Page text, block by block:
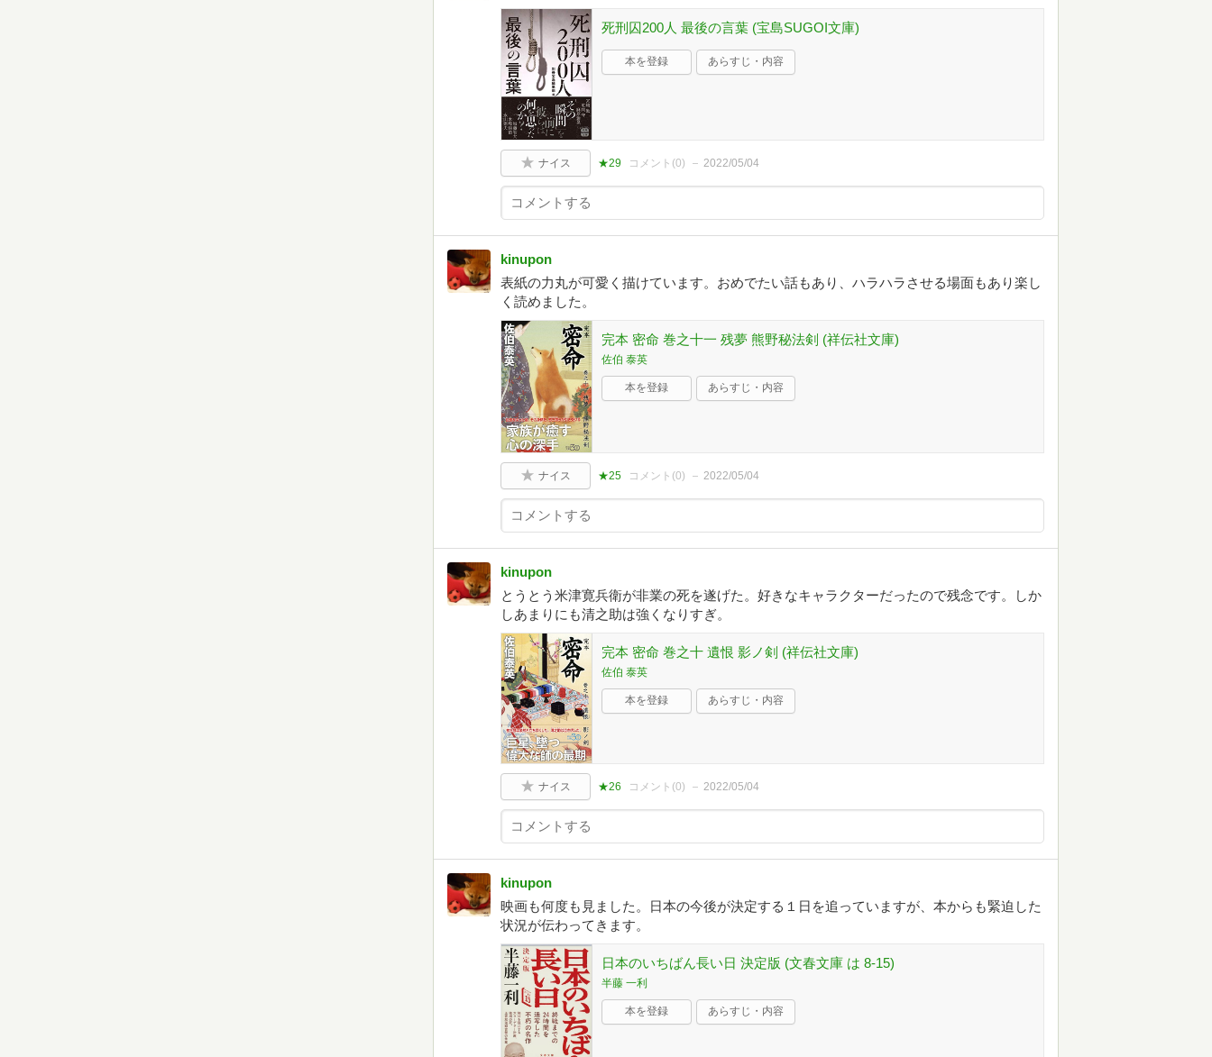
死刑囚200人 最後の言葉 (宝島SUGOI文庫)
本を登録 あらすじ・内容
ナイス ★29 コメント(0) 2022/05/04
kinupon
表紙の力丸が可愛く描けています。おめでたい話もあり、ハラハラさせる場面もあり楽し
く読めました。
完本 密命 巻之十一 残夢 熊野秘法剣 (祥伝社文庫)
佐伯 泰英
本を登録 あらすじ・内容
ナイス ★25 コメント(0) 2022/05/04
kinupon
とうとう米津寛兵衛が非業の死を遂げた。好きなキャラクターだったので残念です。しか
しあまりにも清之助は強くなりすぎ。
完本 密命 巻之十 遺恨 影ノ剣 (祥伝社文庫)
佐伯 泰英
本を登録 あらすじ・内容
ナイス ★26 コメント(0) 2022/05/04
kinupon
映画も何度も見ました。日本の今後が決定する１日を追っていますが、本からも緊迫した
状況が伝わってきます。
日本のいちばん長い日 決定版 (文春文庫 は 8-15)
半藤 一利
本を登録 あらすじ・内容